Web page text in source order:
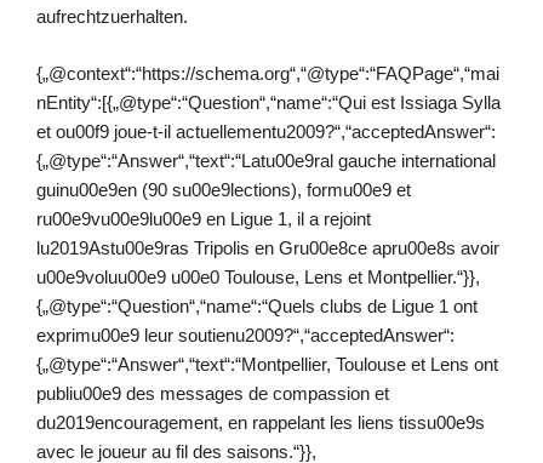
aufrechtzuerhalten.
{„@context“:“https://schema.org“,“@type“:“FAQPage“,“mai
nEntity“:[{„@type“:“Question“,“name“:“Qui est Issiaga Sylla
et ou00f9 joue-t-il actuellementu2009?“,“acceptedAnswer“:
{„@type“:“Answer“,“text“:“Latu00e9ral gauche international
guinu00e9en (90 su00e9lections), formu00e9 et
ru00e9vu00e9lu00e9 en Ligue 1, il a rejoint
lu2019Astu00e9ras Tripolis en Gru00e8ce apru00e8s avoir
u00e9voluu00e9 u00e0 Toulouse, Lens et Montpellier.“}},
{„@type“:“Question“,“name“:“Quels clubs de Ligue 1 ont
exprimu00e9 leur soutienu2009?“,“acceptedAnswer“:
{„@type“:“Answer“,“text“:“Montpellier, Toulouse et Lens ont
publiu00e9 des messages de compassion et
du2019encouragement, en rappelant les liens tissu00e9s
avec le joueur au fil des saisons.“}},